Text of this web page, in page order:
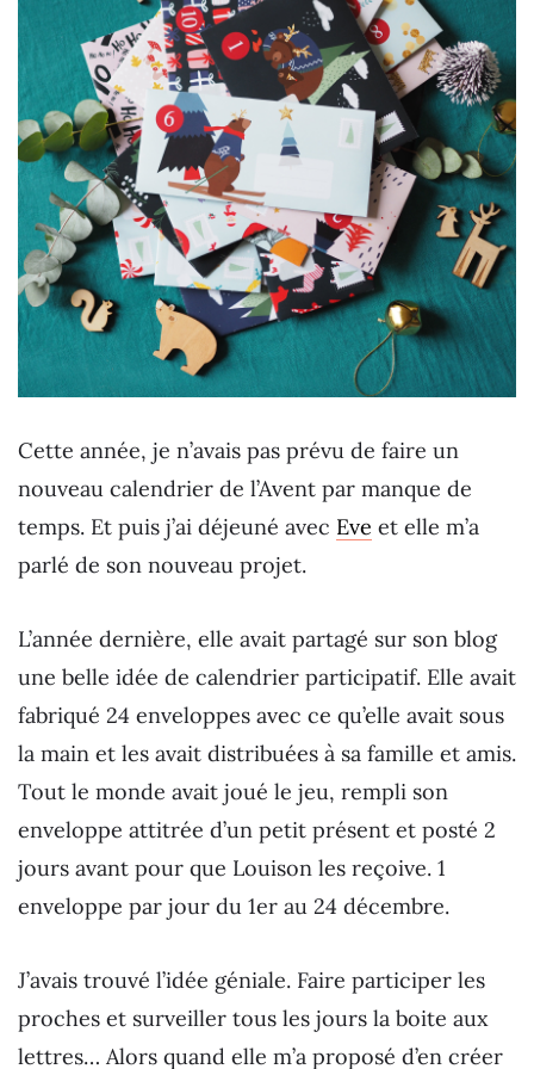
Cette année, je n’avais pas prévu de faire un
nouveau calendrier de l’Avent par manque de
temps. Et puis j’ai déjeuné avec Eve et elle m’a
parlé de son nouveau projet.
L’année dernière, elle avait partagé sur son blog
une belle idée de calendrier participatif. Elle avait
fabriqué 24 enveloppes avec ce qu’elle avait sous
la main et les avait distribuées à sa famille et amis.
Tout le monde avait joué le jeu, rempli son
enveloppe attitrée d’un petit présent et posté 2
jours avant pour que Louison les reçoive. 1
enveloppe par jour du 1er au 24 décembre.
J’avais trouvé l’idée géniale. Faire participer les
proches et surveiller tous les jours la boite aux
lettres… Alors quand elle m’a proposé d’en créer